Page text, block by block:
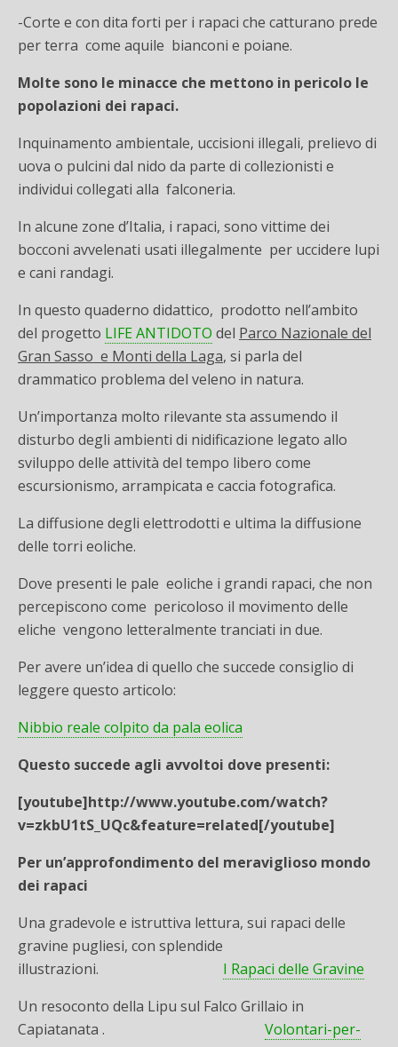
-Corte e con dita forti per i rapaci che catturano prede
per terra come aquile bianconi e poiane.
Molte sono le minacce che mettono in pericolo le
popolazioni dei rapaci.
Inquinamento ambientale, uccisioni illegali, prelievo di
uova o pulcini dal nido da parte di collezionisti e
individui collegati alla falconeria.
In alcune zone d’Italia, i rapaci, sono vittime dei
bocconi avvelenati usati illegalmente per uccidere lupi
e cani randagi.
In questo quaderno didattico, prodotto nell’ambito
del progetto LIFE ANTIDOTO del Parco Nazionale del
Gran Sasso e Monti della Laga, si parla del
drammatico problema del veleno in natura.
Un’importanza molto rilevante sta assumendo il
disturbo degli ambienti di nidificazione legato allo
sviluppo delle attività del tempo libero come
escursionismo, arrampicata e caccia fotografica.
La diffusione degli elettrodotti e ultima la diffusione
delle torri eoliche.
Dove presenti le pale eoliche i grandi rapaci, che non
percepiscono come pericoloso il movimento delle
eliche vengono letteralmente tranciati in due.
Per avere un’idea di quello che succede consiglio di
leggere questo articolo:
Nibbio reale colpito da pala eolica
Questo succede agli avvoltoi dove presenti:
[youtube]http://www.youtube.com/watch?
v=zkbU1tS_UQc&feature=related[/youtube]
Per un’approfondimento del meraviglioso mondo
dei rapaci
Una gradevole e istruttiva lettura, sui rapaci delle
gravine pugliesi, con splendide
illustrazioni. I Rapaci delle Gravine
Un resoconto della Lipu sul Falco Grillaio in
Capiatanata . Volontari-per-